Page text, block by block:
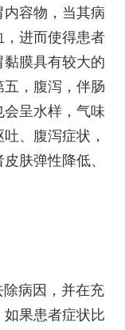
容物，当其病
进而使得患者
膜具有较大的
，腹泻，伴肠
呈水样，气味
、腹泻症状，
肤弹性降低、
病因，并在充
果患者症状比